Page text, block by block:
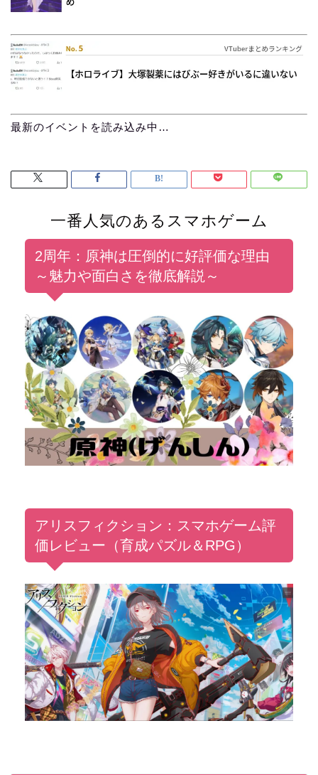
最新のイベントを読み込み中…
一番人気のあるスマホゲーム
2周年：原神は圧倒的に好評価な理由
～魅力や面白さを徹底解説～
アリスフィクション：スマホゲーム評
価レビュー（育成パズル＆RPG）